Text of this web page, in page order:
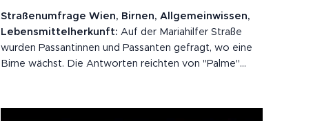
Straßenumfrage Wien, Birnen, Allgemeinwissen,
Lebensmittelherkunft: Auf der Mariahilfer Straße
wurden Passantinnen und Passanten gefragt, wo eine
Birne wächst. Die Antworten reichten von "Palme"
Birnbaum gibt.